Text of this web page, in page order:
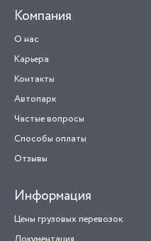
Компания
О нас
Карьера
Контакты
Автопарк
Частые вопросы
Способы оплаты
Отзывы
Информация
Цены грузовых перевозок